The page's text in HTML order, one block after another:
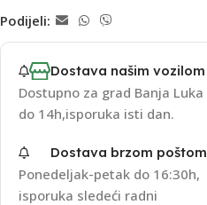
Podijeli:
Dostava našim vozilom
Dostupno za grad Banja Luka
do 14h,isporuka isti dan.
Dostava brzom poštom
Ponedeljak-petak do 16:30h,
isporuka sledeći radni